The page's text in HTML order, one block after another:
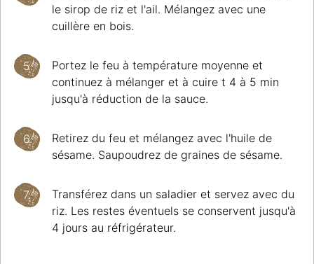
le sirop de riz et l'ail. Mélangez avec une
cuillère en bois.
Portez le feu à température moyenne et
continuez à mélanger et à cuire t 4 à 5 min
jusqu'à réduction de la sauce.
Retirez du feu et mélangez avec l'huile de
sésame. Saupoudrez de graines de sésame.
Transférez dans un saladier et servez avec du
riz. Les restes éventuels se conservent jusqu'à
4 jours au réfrigérateur.